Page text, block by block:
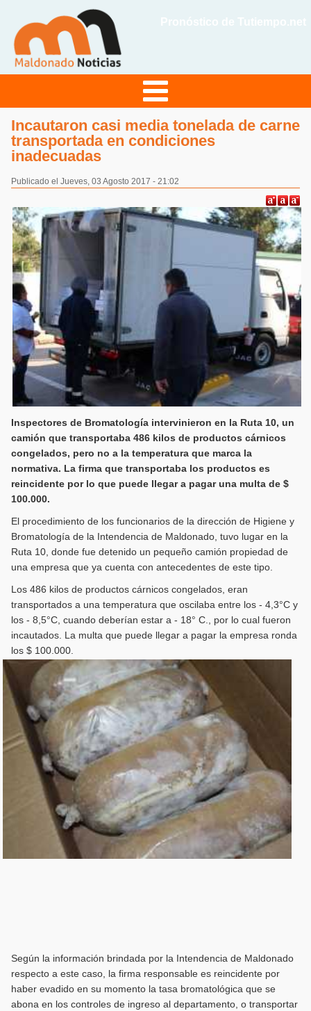
Incautaron casi media tonelada de carne
transportada en condiciones
inadecuadas
Publicado el Jueves, 03 Agosto 2017 - 21:02
Inspectores de Bromatología intervinieron en la Ruta 10, un
camión que transportaba 486 kilos de productos cárnicos
congelados, pero no a la temperatura que marca la
normativa. La firma que transportaba los productos es
reincidente por lo que puede llegar a pagar una multa de $
100.000.
El procedimiento de los funcionarios de la dirección de Higiene y
Bromatología de la Intendencia de Maldonado, tuvo lugar en la
Ruta 10, donde fue detenido un pequeño camión propiedad de
una empresa que ya cuenta con antecedentes de este tipo.
Los 486 kilos de productos cárnicos congelados, eran
transportados a una temperatura que oscilaba entre los - 4,3°C y
los - 8,5°C, cuando deberían estar a - 18° C., por lo cual fueron
incautados. La multa que puede llegar a pagar la empresa ronda
los $ 100.000.
Según la información brindada por la Intendencia de Maldonado
respecto a este caso, la firma responsable es reincidente por
haber evadido en su momento la tasa bromatológica que se
abona en los controles de ingreso al departamento, o transportar